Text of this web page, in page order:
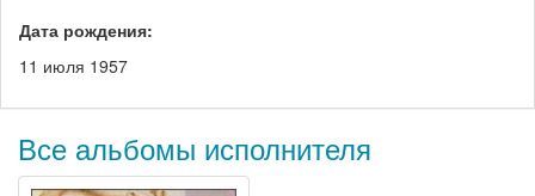
Дата рождения:
11 июля 1957
Все альбомы исполнителя